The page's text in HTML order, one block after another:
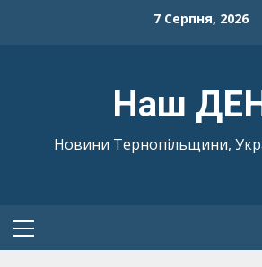
7 Серпня, 2026
Наш
Новини Тернопільщини,
Primary